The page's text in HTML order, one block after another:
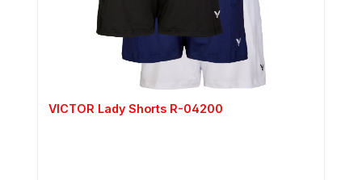
VICTOR Lady Shorts R-04200